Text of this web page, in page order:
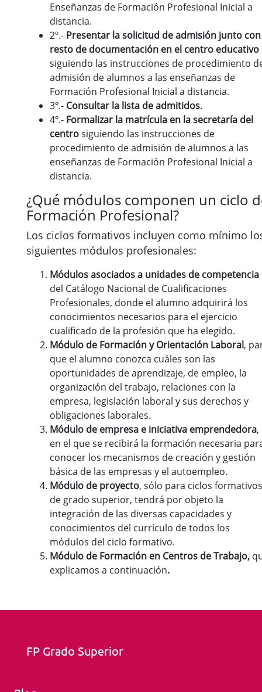
Enseñanzas de Formación Profesional Inicial a
distancia.
2º.- Presentar la solicitud de admisión junto
resto de documentación en el centro educativo
siguiendo las instrucciones de procedimiento
admisión de alumnos a las enseñanzas de
Formación Profesional Inicial a distancia.
3º.- Consultar la lista de admitidos.
4º.- Formalizar la matrícula en la secretaría del
centrosiguiendo las instrucciones de
procedimiento de admisión de alumnos a las
enseñanzas de Formación Profesional Inicial a
distancia.
¿Qué módulos componen un ciclo
Formación Profesional?
Los ciclos formativos incluyen como mínimo
siguientes módulos profesionales:
Módulos asociados a unidades de competencia
del Catálogo Nacional de Cualificaciones
Profesionales, donde el alumno adquirirá los
conocimientos necesarios para el ejercicio
cualificado de la profesión que ha elegido.
Módulo de Formación y Orientación Laboral,
que el alumno conozca cuáles son las
oportunidades de aprendizaje, de empleo, la
organización del trabajo, relaciones con la
empresa, legislación laboral y sus derechos y
obligaciones laborales.
Módulo de empresa e iniciativa emprendedora,
en el que se recibirá la formación necesaria
conocer los mecanismos de creación y gestión
básica de las empresas y el autoempleo.
Módulo de proyecto, sólo para ciclos formativos
de grado superior, tendrá por objeto la
integración de las diversas capacidades y
conocimientos del currículo de todos los
módulos del ciclo formativo.
Módulo de Formación en Centros de Trabajo,
explicamos a continuación.
FP Grado Superior